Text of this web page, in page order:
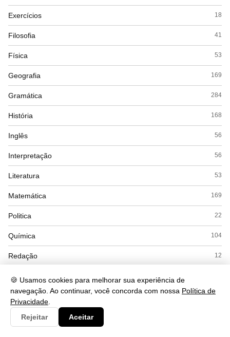
🍪 Usamos cookies para melhorar sua experiência de
navegação. Ao continuar, você concorda com nossa Política de
Privacidade
Rejeitar
Aceitar
Exercícios 18
Filosofia 41
Física 53
Geografia 169
Gramática 284
História 168
Inglês 56
Interpretação 56
Literatura 53
Matemática 169
Politica 22
Química 104
Redação 12
Saude
Seguranca 93
Simulados